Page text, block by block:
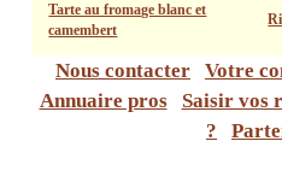
Tarte au fromage blanc et
camembert
Nous contacter Votre
Annuaire pros
Saisir vos
?